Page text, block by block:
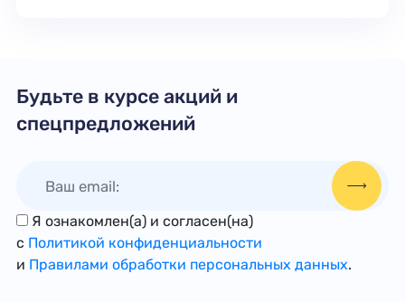
Будьте в курсе акций и
спецпредложений
Я ознакомлен(а) и согласен(на)
с Политикой конфиденциальности
и Правилами обработки персональных данных.